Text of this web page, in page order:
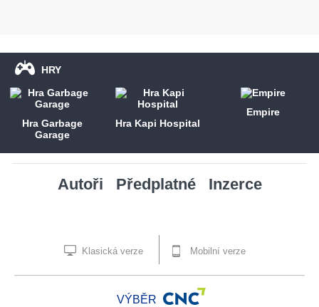
HRY
Hra Garbage
Garage
Hra Kapi Hospital
Empire
Autoři Předplatné Inzerce
Klasická verze Mobilní verze
VÝBĚR